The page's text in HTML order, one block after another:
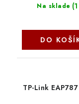
Na sklade (
DO
TP-Link